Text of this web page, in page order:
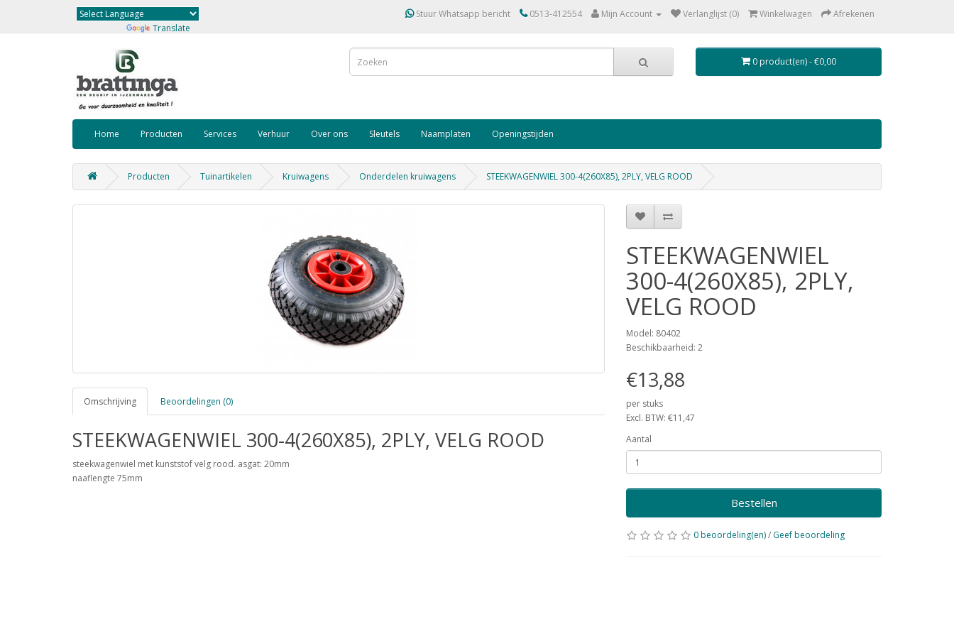
Translate
Stuur Whatsapp bericht 0513-412554 Mijn Account Verlanglijst (0) Winkelwagen Afrekenen
0 product(en) - €0,00
Home Producten Services Verhuur Over ons Sleutels Naamplaten Openingstijden
Producten Tuinartikelen Kruiwagens Onderdelen kruiwagens STEEKWAGENWIEL 300-4(260X85), 2PLY, VELG ROOD
Omschrijving Beoordelingen (0)
STEEKWAGENWIEL 300-4(260X85), 2PLY, VELG ROOD
steekwagenwiel met kunststof velg rood. asgat: 20mm
naaflengte 75mm
STEEKWAGENWIEL
300-4(260X85), 2PLY,
VELG ROOD
Model: 80402
Beschikbaarheid: 2
€13,88
per stuks
Excl. BTW: €11,47
Aantal
Bestellen
0 beoordeling(en)/ Geef beoordeling